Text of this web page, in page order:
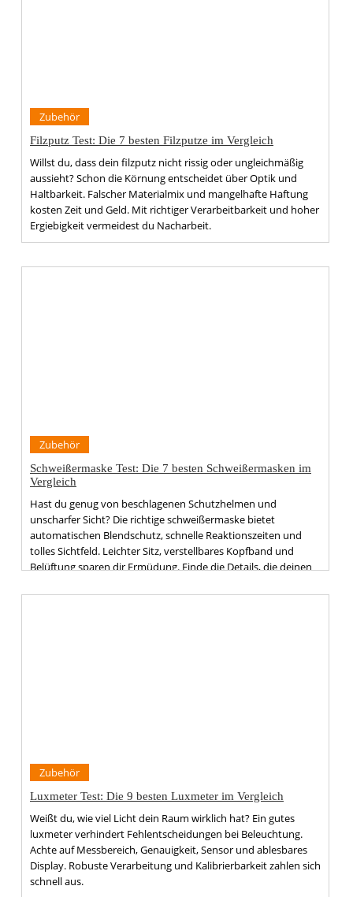
Zubehör
Filzputz Test: Die 7 besten Filzputze im Vergleich
Willst du, dass dein filzputz nicht rissig oder ungleichmäßig
aussieht? Schon die Körnung entscheidet über Optik und
Haltbarkeit. Falscher Materialmix und mangelhafte Haftung
kosten Zeit und Geld. Mit richtiger Verarbeitbarkeit und hoher
Ergiebigkeit vermeidest du Nacharbeit.
Zubehör
Schweißermaske Test: Die 7 besten Schweißermasken im
Vergleich
Hast du genug von beschlagenen Schutzhelmen und
unscharfer Sicht? Die richtige schweißermaske bietet
automatischen Blendschutz, schnelle Reaktionszeiten und
tolles Sichtfeld. Leichter Sitz, verstellbares Kopfband und
Belüftung sparen dir Ermüdung. Finde die Details, die deinen
Zubehör
Luxmeter Test: Die 9 besten Luxmeter im Vergleich
Weißt du, wie viel Licht dein Raum wirklich hat? Ein gutes
luxmeter verhindert Fehlentscheidungen bei Beleuchtung.
Achte auf Messbereich, Genauigkeit, Sensor und ablesbares
Display. Robuste Verarbeitung und Kalibrierbarkeit zahlen sich
schnell aus.